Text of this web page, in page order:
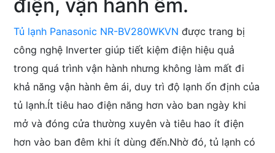
điện, vận hành êm.
Tủ lạnh Panasonic NR-BV280WKVN được trang bị
công nghệ Inverter giúp tiết kiệm điện hiệu quả
trong quá trình vận hành nhưng không làm mất đi
khả năng vận hành êm ái, duy trì độ lạnh ổn định của
tủ lạnh.Ít tiêu hao điện năng hơn vào ban ngày khi
mở và đóng cửa thường xuyên và tiêu hao ít điện
hơn vào ban đêm khi ít dùng đến.Nhờ đó, tủ lạnh có